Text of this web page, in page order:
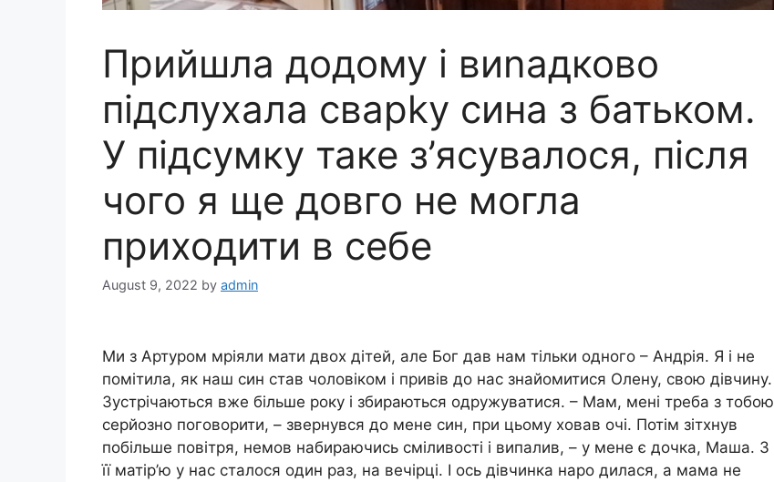
Прийшла додому і виnадково
підслухала сварkу сина з батьком.
У підсумку таке з’ясувалося, після
чого я ще довго не могла
приходити в себе
August 9, 2022 by admin
Ми з Артуром мріяли мати двох дітей, але Бог дав нам тільки одного – Андрія. Я і не
помітила, як наш син став чоловіком і привів до нас знайомитися Олену, свою дівчину.
Зустрічаються вже більше року і збираються одружуватися. – Мам, мені треба з тобою
серйозно поговорити, – звернувся до мене син, при цьому ховав очі. Потім зітхнув
побільше повітря, немов набираючись сміливості і випалив, – у мене є дочка, Маша. З
її матір’ю у нас сталося один раз, на вечірці. І ось дівчинка наро дилася, а мама не